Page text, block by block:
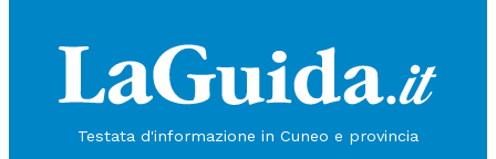
Testata d'informazione in Cuneo e provincia